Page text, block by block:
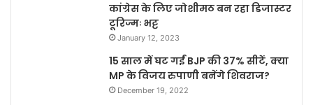
कांग्रेस के लिए जोशीमठ बन रहा डिजास्टर
टूरिज्मः भट्ट
January 12, 2023
15 साल में घट गईं BJP की 37% सीटें, क्या
MP के विजय रुपाणी बनेंगे शिवराज?
December 19, 2022